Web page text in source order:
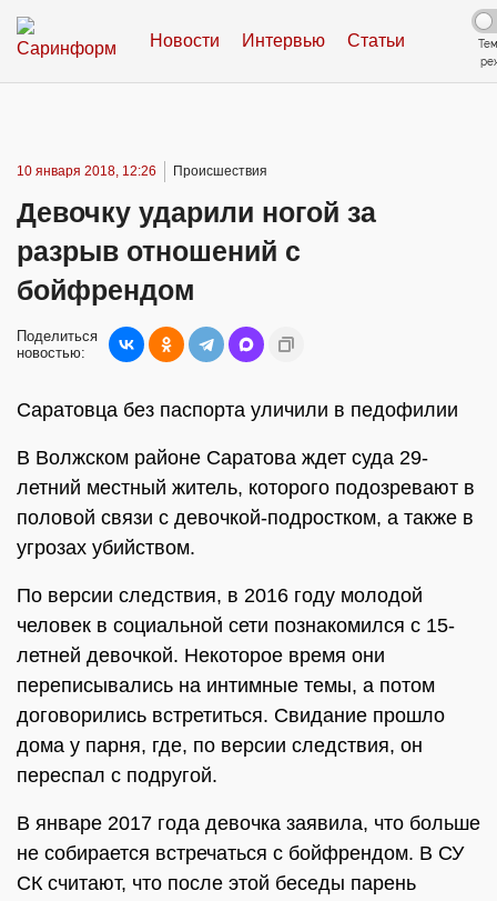
Новости Интервью Статьи
10 января 2018, 12:26 Происшествия
Девочку ударили ногой за
разрыв отношений с
бойфрендом
Поделиться
новостью:
Саратовца без паспорта уличили в педофилии
В Волжском районе Саратова ждет суда 29-
летний местный житель, которого подозревают в
половой связи с девочкой-подростком, а также в
угрозах убийством.
По версии следствия, в 2016 году молодой
человек в социальной сети познакомился с 15-
летней девочкой. Некоторое время они
переписывались на интимные темы, а потом
договорились встретиться. Свидание прошло
дома у парня, где, по версии следствия, он
переспал с подругой.
В январе 2017 года девочка заявила, что больше
не собирается встречаться с бойфрендом. В СУ
СК считают, что после этой беседы парень